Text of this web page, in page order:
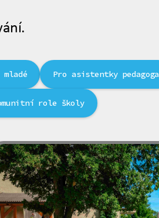
Pro asistentky pedagoga
role školy